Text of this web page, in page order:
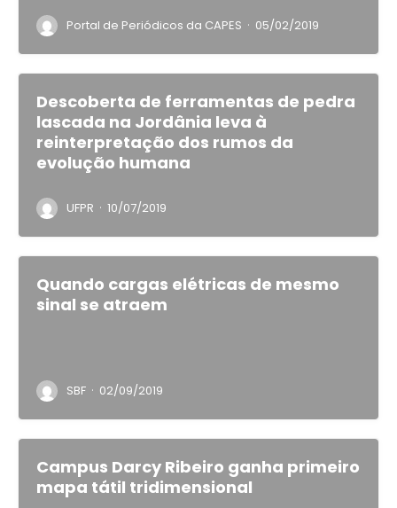
Portal de Periódicos da CAPES · 05/02/2019
Descoberta de ferramentas de pedra
lascada na Jordânia leva à
reinterpretação dos rumos da
evolução humana
UFPR · 10/07/2019
Quando cargas elétricas de mesmo
sinal se atraem
SBF · 02/09/2019
Campus Darcy Ribeiro ganha primeiro
mapa tátil tridimensional